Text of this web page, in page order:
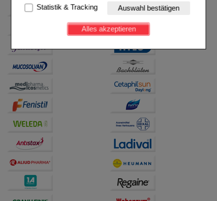
Website notwendig sind (z.B. Navigation, Warenkorb,
Kundenkonto), weshalb auf diese nicht verzichtet
werden kann.
Einkaufserlebnis noch ansprechender zu gestalten,
Besuchers oder unsere Seite an bevorzugte
Verhaltensweisen (z.B. Spracheinstellung)
anzupassen. Komfort-Cookies ermöglichen es uns
auch auf Ihre Bedürfnisse zugeschrittene Inhalte
anzuzeigen und unser Partnerprogramm zu
betreiben.
Statistik & Tracking:
Hierüber lassen sich
Informationen über die Art und Weise der Nutzung
unserer Website sammeln, mit deren Hilfe wir unsere
auf unserer Website aber auch die Werbung auf
Drittseiten möglichst relevant für Sie zu gestalten.
Bitte beachten Sie, dass Daten hierfür teilweise an
Dritte wie z.B. Google oder soziale Medien
Statistik & Tracking Auswahl bestätigen
Alles akzeptieren